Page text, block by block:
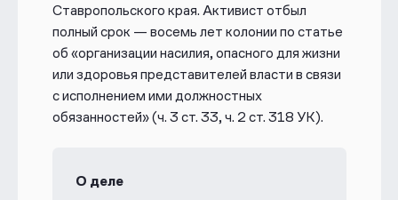
Ставропольского края. Активист отбыл
полный срок — восемь лет колонии по статье
об «организации насилия, опасного для жизни
или здоровья представителей власти в связи
с исполнением ими должностных
обязанностей» (ч. 3 ст. 33, ч. 2 ст. 318 УК).
О деле